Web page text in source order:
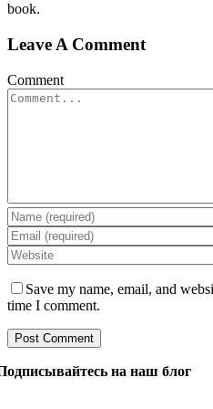
book.
Leave A Comment
Comment
Save my name, email, and
time I comment.
на наш блог